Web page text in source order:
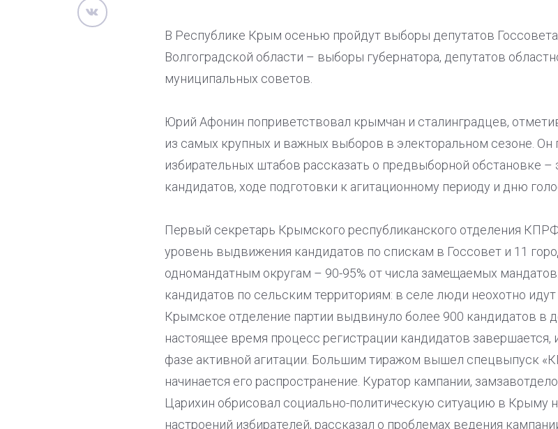
В Республике Крым осенью пройдут выборы депутатов
Волгоградской области – выборы губернатора, депутатов
муниципальных советов.
Юрий Афонин поприветствовал крымчан и сталинградцев,
из самых крупных и важных выборов в электоральном сезоне.
избирательных штабов рассказать о предвыборной обстановке
кандидатов, ходе подготовки к агитационному периоду и дню
Первый секретарь Крымского республиканского отделения
уровень выдвижения кандидатов по спискам в Госсовет и 11
одномандатным округам – 90-95% от числа замещаемых
кандидатов по сельским территориям: в селе люди неохотно
Крымское отделение партии выдвинуло более 900 кандидатов в
настоящее время процесс регистрации кандидатов завершается,
фазе активной агитации. Большим тиражом вышел спецвыпуск
начинается его распространение. Куратор кампании,
Царихин обрисовал социально-политическую ситуацию в Крыму
настроений избирателей, рассказал о проблемах ведения